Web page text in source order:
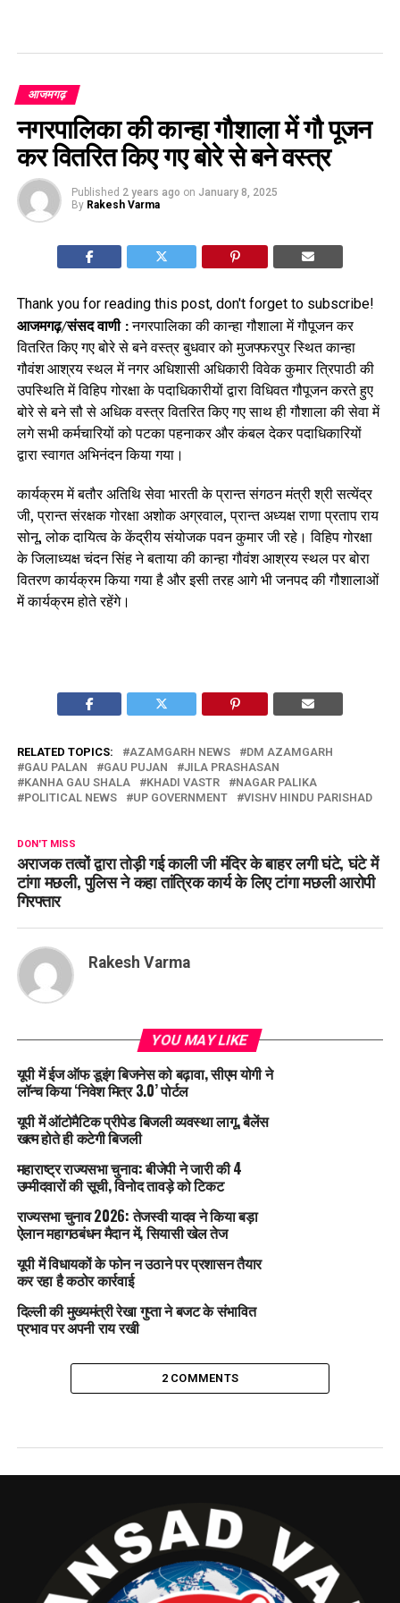
आजमगढ़
नगरपालिका की कान्हा गौशाला में गौ पूजन
कर वितरित किए गए बोरे से बने वस्त्र
Published 2 years ago on January 8, 2025
By Rakesh Varma
Thank you for reading this post, don't forget to subscribe!
आजमगढ़/संसद वाणी :नगरपालिका की कान्हा गौशाला में गौपूजन कर
वितरित किए गए बोरे से बने वस्त्र बुधवार को मुजफ्फरपुर स्थित कान्हा
गौवंश आश्रय स्थल में नगर अधिशासी अधिकारी विवेक कुमार त्रिपाठी की
उपस्थिति में विहिप गोरक्षा के पदाधिकारीयों द्वारा विधिवत गौपूजन करते हुए
बोरे से बने सौ से अधिक वस्त्र वितरित किए गए साथ ही गौशाला की सेवा में
लगे सभी कर्मचारियों को पटका पहनाकर और कंबल देकर पदाधिकारियों
द्वारा स्वागत अभिनंदन किया गया।
कार्यक्रम में बतौर अतिथि सेवा भारती के प्रान्त संगठन मंत्री श्री सत्येंद्र
जी, प्रान्त संरक्षक गोरक्षा अशोक अग्रवाल, प्रान्त अध्यक्ष राणा प्रताप राय
सोनू, लोक दायित्व के केंद्रीय संयोजक पवन कुमार जी रहे। विहिप गोरक्षा
के जिलाध्यक्ष चंदन सिंह ने बताया की कान्हा गौवंश आश्रय स्थल पर बोरा
वितरण कार्यक्रम किया गया है और इसी तरह आगे भी जनपद की गौशालाओं
में कार्यक्रम होते रहेंगे।
RELATED TOPICS: AZAMGARH NEWS
DM AZAMGARH
GAU PALAN
GAU PUJAN
JILA PRASHASAN
KANHA GAU SHALA
KHADI VASTR
NAGAR PALIKA
POLITICAL NEWS
UP GOVERNMENT VISHV HINDU PARISHAD
DON'T MISS
अराजक तत्वों द्वारा तोड़ी गई काली जी मंदिर के बाहर लगी घंटे, घंटे में
टांगा मछली, पुलिस ने कहा तांत्रिक कार्य के लिए टांगा मछली आरोपी
गिरफ्तार
Rakesh Varma
YOU MAY LIKE
यूपी में ईज ऑफ डूइंग बिजनेस को बढ़ावा, सीएम योगी ने
लॉन्च किया ‘निवेश मित्र 3.0’ पोर्टल
यूपी में ऑटोमैटिक प्रीपेड बिजली व्यवस्था लागू, बैलेंस
खत्म होते ही कटेगी बिजली
महाराष्ट्र राज्यसभा चुनाव: बीजेपी ने जारी की 4
उम्मीदवारों की सूची, विनोद तावड़े को टिकट
राज्यसभा चुनाव 2026: तेजस्वी यादव ने किया बड़ा
ऐलान महागठबंधन मैदान में, सियासी खेल तेज
यूपी में विधायकों के फोन न उठाने पर प्रशासन तैयार
कर रहा है कठोर कार्रवाई
दिल्ली की मुख्यमंत्री रेखा गुप्ता ने बजट के संभावित
प्रभाव पर अपनी राय रखी
2 COMMENTS